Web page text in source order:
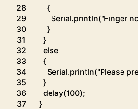
28
29
30
31
32
33
34
35
36
37
{
Serial.println("Finger
}
}
else
{
Serial.println("Please
}
delay(100);
}